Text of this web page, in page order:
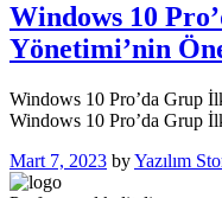
Windows 10
Yönetimi’nin
Windows 10 Pro’da Grup
Windows 10 Pro’da Grup
Mart 7, 2023 byYazılım